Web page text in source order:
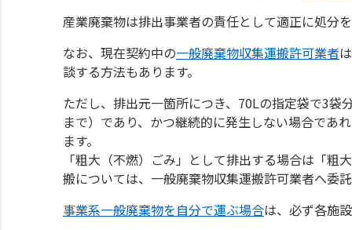
産業廃棄物は排出事業者の責任として適正に処分
なお、現在契約中の一般廃棄物収集運搬許可業者
談する方法もあります。
ただし、排出元一箇所につき、70Lの指定袋で3
まで）であり、かつ継続的に発生しない場合であ
ます。
「粗大（不燃）ごみ」として排出する場合は「
搬については、一般廃棄物収集運搬許可業者へ委
事業系一般廃棄物を自分で運ぶ場合は、必ず各施